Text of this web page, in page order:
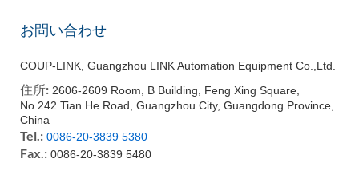
お問い合わせ
COUP-LINK, Guangzhou LINK Automation Equipment Co.,Ltd.
住所: 2606-2609 Room, B Building, Feng Xing Square,
No.242 Tian He Road, Guangzhou City, Guangdong Province,
China
Tel.: 0086-20-3839 5380
Fax.: 0086-20-3839 5480